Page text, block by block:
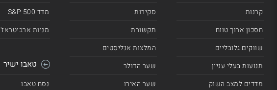
קרנות
חסכון ארוך טווח
שווקים גלובליים
תנועות בעלי עניין
מדדים למצב השוק
סקירות
תקשורת
המלצות אנליסטים
שער הדולר
שער האירו
מדד 500 S&P
מניות ארביטראז'
טאבו ישיר
נסח טאבו